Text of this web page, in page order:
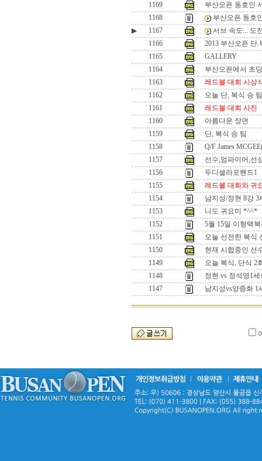
1169
부산오픈 동호인
1168
부산오픈 동호
▶
1167
서브 속도... 도
1166
2013 부산오픈 단
1165
GALLERY
1164
부산오픈에서 초
1163
레드볼 대회 시상
1162
오늘 단, 복식 승 팀
1161
레드볼 대회 사진
1160
아름다운 장면
1159
단, 복식 승 팀
1158
Q/F James
1157
선수,엄파이어,선
1156
두디셀라포핸드1
1155
레드볼 대회와 귀
1154
남지성/정현 8강 3
1153
나도 귀요미 *^^*
1152
5월 15일 이형택
1151
오늘 선전한 복식
1150
현재 시합중인 선
1149
오늘 복식, 단식 2
1148
정현 vs 정석영1
1147
남지성vs양증화 1